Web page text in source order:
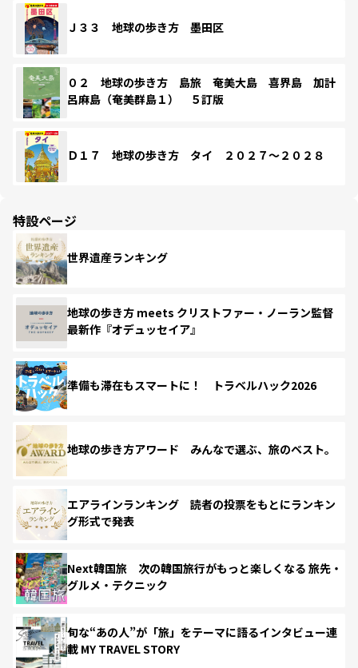
Ｊ３３ 地球の歩き方 墨田区
０２ 地球の歩き方 島旅 奄美大島 喜界島 加計
呂麻島（奄美群島１） ５訂版
Ｄ１７ 地球の歩き方 タイ ２０２７～２０２８
特設ページ
世界遺産ランキング
地球の歩き方 meets クリストファー・ノーラン監督
最新作『オデュッセイア』
準備も滞在もスマートに！ トラベルハック2026
地球の歩き方アワード みんなで選ぶ、旅のベスト。
エアラインランキング 読者の投票をもとにランキン
グ形式で発表
Next韓国旅 次の韓国旅行がもっと楽しくなる 旅先・
グルメ・テクニック
旬な“あの人”が「旅」をテーマに語るインタビュー連
載 MY TRAVEL STORY